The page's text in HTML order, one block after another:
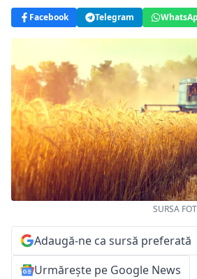
Facebook Telegram
SURSA
Adaugă-ne ca sursă preferată
Urmărește pe Google News